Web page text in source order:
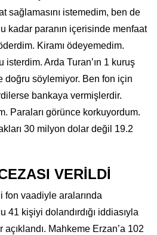
sağlamasını istemedim, ben de
kadar paranın içerisinde menfaat
Kiramı ödeyemedim.
isterdim. Arda Turan’ın 1 kuruş
doğru söylemiyor. Ben fon için
bankaya vermişlerdir.
Paraları görünce korkuyordum.
30 milyon dolar değil 19.2
VERİLDİ
fon vaadiyle aralarında
41 kişiyi dolandırdığı iddiasıyla
açıklandı. Mahkeme Erzan’a 102